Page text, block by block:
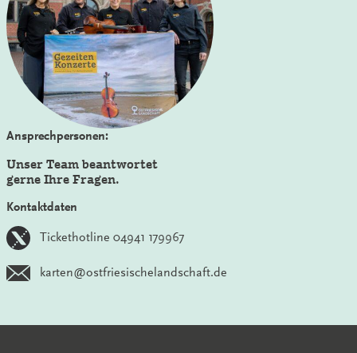
Ansprechpersonen:
Unser Team beantwortet
gerne Ihre Fragen.
Kontaktdaten
Tickethotline 04941 179967
karten@ostfriesischelandschaft.de